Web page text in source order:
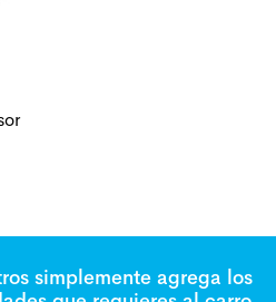
simplemente agrega los